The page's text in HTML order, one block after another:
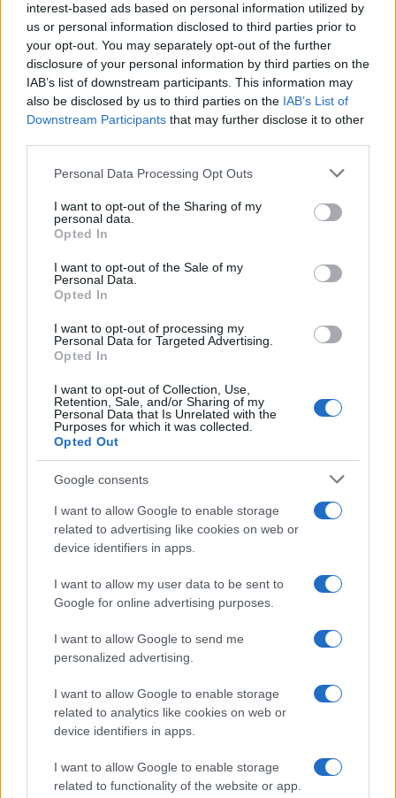
interest-based ads based on personal information utilized by
us or personal information disclosed to third parties prior to
your opt-out. You may separately opt-out of the further
disclosure of your personal information by third parties on the
IAB’s list of downstream participants. This information may
also be disclosed by us to third parties on the IAB’s List of
Downstream Participants that may further disclose it to other
Please note that this website/app uses one or more Google
not limited to your visit or usage behaviour. You may click to
grant or deny consent to Google and its third-party tags to
use your data for below specified purposes in below Google
consent section.
Personal Data Processing Opt Outs
I want to opt-out of the Sharing of my
personal data.
Opted In
I want to opt-out of the Sale of my
Personal Data.
Opted In
I want to opt-out of processing my
Personal Data for Targeted Advertising.
Opted In
I want to opt-out of Collection, Use,
Retention, Sale, and/or Sharing of my
Personal Data that Is Unrelated with the
Purposes for which it was collected.
Opted Out
Google consents
I want to allow Google to enable storage
related to advertising like cookies on web or
device identifiers in apps.
I want to allow my user data to be sent to
Google for online advertising purposes.
I want to allow Google to send me
personalized advertising.
I want to allow Google to enable storage
related to analytics like cookies on web or
device identifiers in apps.
I want to allow Google to enable storage
related to functionality of the website or app.
le supplenze scolastiche
Edoardo Marchesi · 5 Ago 2026
NEWS
Streaming vs vinile: differenze tra mastering,
dinamica e ritualità
Letizia Fontana · 5 Ago 2026